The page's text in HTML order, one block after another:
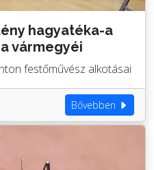
hagyatéka-a
vármegyéi
festőművész alkotásai
Bővebben